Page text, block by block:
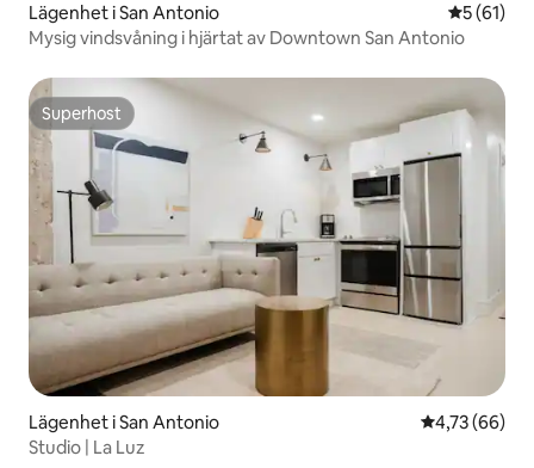
Lägenhet i San Antonio 5 av 5 i
5 (61)
Mysig vindsvåning i hjärtat av Downtown San Antonio
Superhost
Superhost
Lägenhet i San Antonio 4,73 av 5 i
4,73 (66)
Studio | La Luz